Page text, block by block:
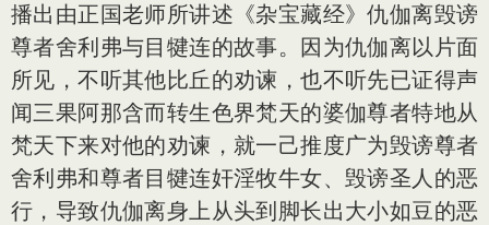
播出由正国老师所讲述《杂宝藏经》仇伽离毁谤
尊者舍利弗与目犍连的故事。因为仇伽离以片面
所见，不听其他比丘的劝谏，也不听先已证得声
闻三果阿那含而转生色界梵天的婆伽尊者特地从
梵天下来对他的劝谏，就一己推度广为毁谤尊者
舍利弗和尊者目犍连奸淫牧牛女、毁谤圣人的恶
行，导致仇伽离身上从头到脚长出大小如豆的恶